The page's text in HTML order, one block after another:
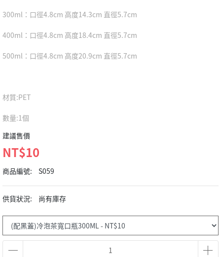
300ml：口徑4.8cm 高度14.3cm 直徑5.7cm
400ml：口徑4.8cm 高度18.4cm 直徑5.7cm
500ml：口徑4.8cm 高度20.9cm 直徑5.7cm
材質:PET
數量:1個
建議售價
NT$10
商品編號: S059
供貨狀況: 尚有庫存